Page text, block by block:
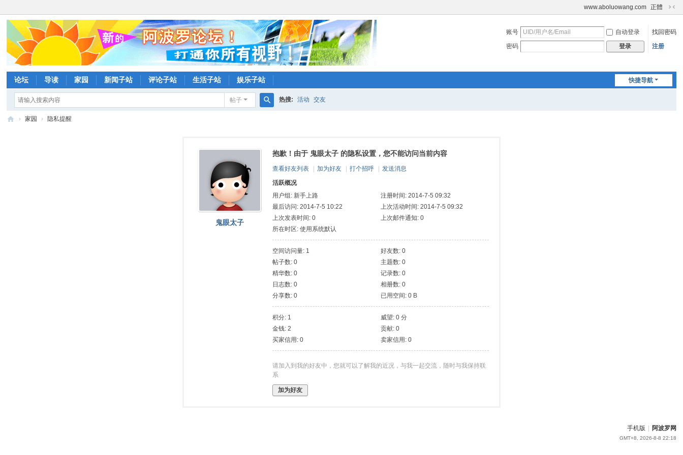
www.aboluowang.com 正體
切
到
账号 自动登录
找回密码
密码
登录 注册
快捷导航
论坛 导读 家园 新闻子站 评论子站 生活子站 娱乐子站
帖子 热搜: 活动 交友
› 家园 › 隐私提醒
鬼眼太子
抱歉！由于 鬼眼太子 的隐私设置，您不能访问当前内容
查看好友列表 加为好友 打个招呼
发送消息
活跃概况
用户组: 新手上路
注册时间: 2014-7-5 09:32
最后访问: 2014-7-5 10:22
上次活动时间: 2014-7-5 09:32
上次发表时间: 0
上次邮件通知: 0
所在时区: 使用系统默认
空间访问量: 1
好友数: 0
帖子数: 0
主题数: 0
精华数: 0
记录数: 0
日志数: 0
相册数: 0
分享数: 0
已用空间: 0 B
积分: 1
威望: 0 分
金钱: 2
贡献: 0
买家信用: 0
卖家信用: 0
请加入到我的好友中，您就可以了解我的近况，与我一起交流，随时与我保持联
系
加为好友
手机版 阿波罗网
GMT+8, 2026-8-8 22:18